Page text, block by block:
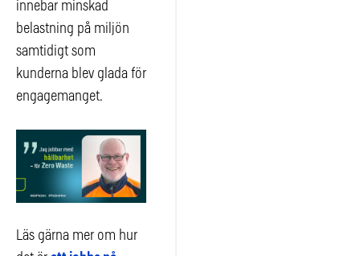
innebar minskad
belastning på miljön
samtidigt som
kunderna blev glada för
engagemanget.
Läs gärna mer om hur